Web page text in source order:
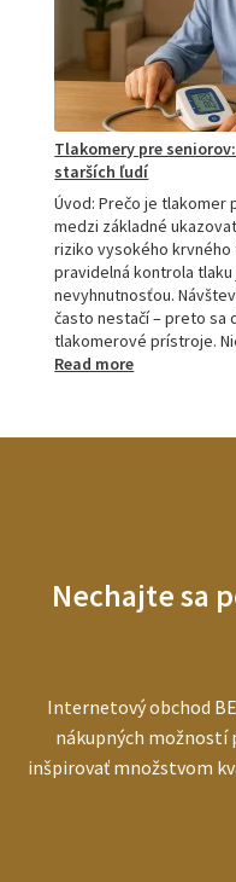
Tlakomery pre
starších ľudí
Úvod: Prečo je tlakomer
medzi základné
riziko vysokého krvného
pravidelná kontrola
nevyhnutnosťou.
často nestačí – preto sa
tlakomerové prístroje.
Read more:
ľudí
Nechajte sa
Internetový obchod
nákupných možností
inšpirovať množstvom